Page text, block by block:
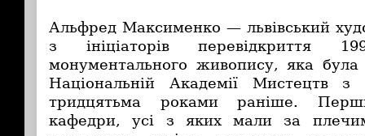
Альфред Максименко — львівський
з ініціаторів перевідкриття
монументального живопису, яка була
Національній Академії Мистецтв з
тридцятьма роками раніше.
кафедри, усі з яких мали за